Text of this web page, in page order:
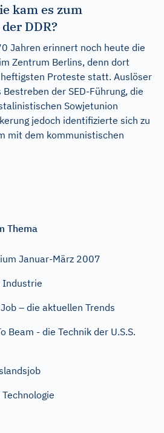
kam es zum
DDR?
Jahren erinnert noch heute die
Zentrum Berlins, denn dort
Proteste statt. Auslöser
der SED-Führung, die
Sowjetunion
jedoch identifizierte sich zu
mit dem kommunistischen
Thema
Januar-März 2007
Industrie
– die aktuellen Trends
Beam - die Technik der U.S.S.